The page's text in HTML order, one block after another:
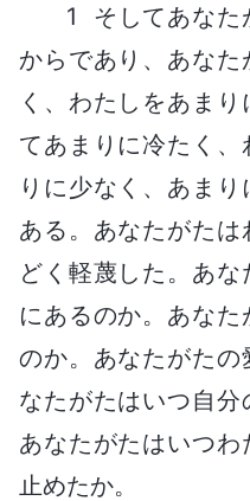
1 そしてあなた
からであり、あな
く、わたしをあま
てあまりに冷たく、
りに少なく、あま
ある。あなたがた
どく軽蔑した。あな
にあるのか。あな
のか。あなたがた
なたがたはいつ自分
あなたがたはいつ
止めたか。